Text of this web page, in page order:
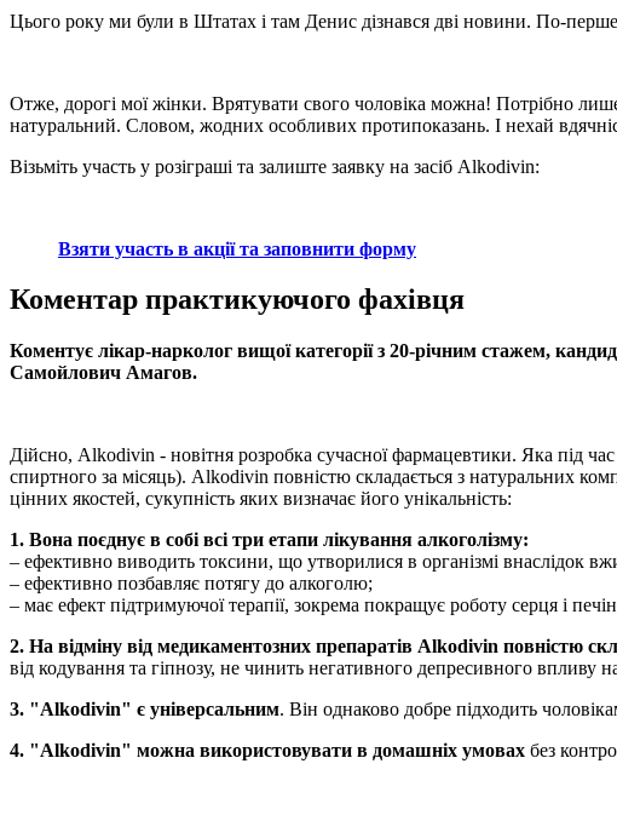
Цього року ми були в Штатах і там Денис дізнався дві новини. По-
Отже, дорогі мої жінки. Врятувати свого чоловіка можна! Потрібно
натуральний. Словом, жодних особливих протипоказань. І нехай
Візьміть участь у розіграші та залиште заявку на засіб Alkodivin:
Взяти участь в акції та заповнити форму
Коментар практикуючого фахівця
Коментує лікар-нарколог вищої категорії з 20-річним стажем,
Самойлович Амагов.
Дійсно, Alkodivin - новітня розробка сучасної фармацевтики. Яка під
спиртного за місяць). Alkodivin повністю складається з натуральних
цінних якостей, сукупність яких визначає його унікальність:
1. Вона поєднує в собі всі три етапи лікування алкоголізму:
– ефективно виводить токсини, що утворилися в організмі внаслідок
– ефективно позбавляє потягу до алкоголю;
– має ефект підтримуючої терапії, зокрема покращує роботу серця і
2. На відміну від медикаментозних препаратів Alkodivin повністю
від кодування та гіпнозу, не чинить негативного депресивного впливу
3. "Alkodivin" є універсальним. Він однаково добре підходить
4. "Alkodivin" можна використовувати в домашніх умовах без